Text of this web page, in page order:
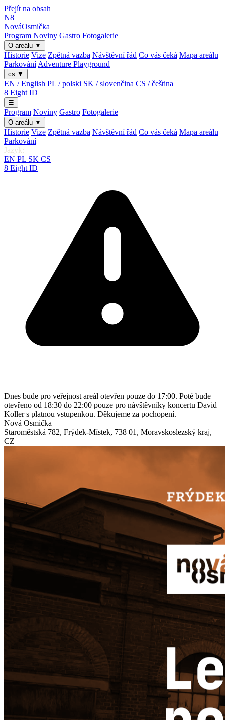
Přejít na obsah
N8
NováOsmička
Program Noviny Gastro Fotogalerie
O areálu ▼
Historie Vize Zpětná vazba Návštěvní řád Co vás čeká Mapa areálu
Parkování Adventure Playground
cs ▼
EN / English PL / polski SK / slovenčina CS / čeština
8 Eight ID
☰
Program Noviny Gastro Fotogalerie
O areálu ▼
Historie Vize Zpětná vazba Návštěvní řád Co vás čeká Mapa areálu
Parkování
Jazyk:
EN PL SK CS
8 Eight ID
Dnes bude pro veřejnost areál otevřen pouze do 17:00. Poté bude
otevřeno od 18:30 do 22:00 pouze pro návštěvníky koncertu David
Koller s platnou vstupenkou. Děkujeme za pochopení.
Nová Osmička
Staroměstská 782, Frýdek-Místek, 738 01 , Moravskoslezský kraj,
CZ